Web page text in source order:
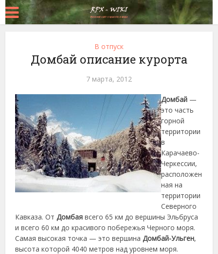
В отпуск
Домбай описание курорта
7 марта, 2012
Домбай —
это часть
горной
территории
в
Карачаево-
Черкессии,
расположен
ная на
территории
Северного
Кавказа. ОтДомбая всего 65 км до вершины Эльбруса
и всего 60 км до красивого побережья Черного моря.
Самая высокая точка — это вершинаДомбай-Ульген,
высота которой 4040 метров над уровнем моря.